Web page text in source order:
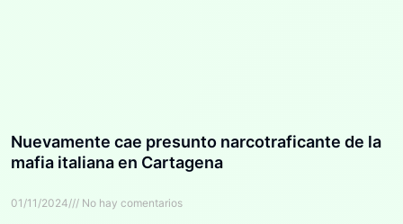
Nuevamente cae presunto narcotraficante de la
mafia italiana en Cartagena
01/11/2024 No hay comentarios